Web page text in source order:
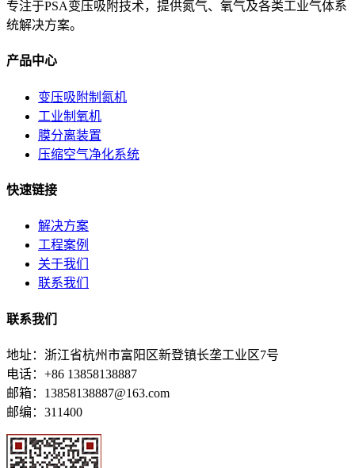
专注于PSA变压吸附技术，提供氮气、氧气及各类工业气体系
统解决方案。
产品中心
变压吸附制氮机
工业制氧机
膜分离装置
压缩空气净化系统
快速链接
解决方案
工程案例
关于我们
联系我们
联系我们
地址：浙江省杭州市富阳区新登镇长垄工业区7号
电话：+86 13858138887
邮箱：13858138887@163.com
邮编：311400